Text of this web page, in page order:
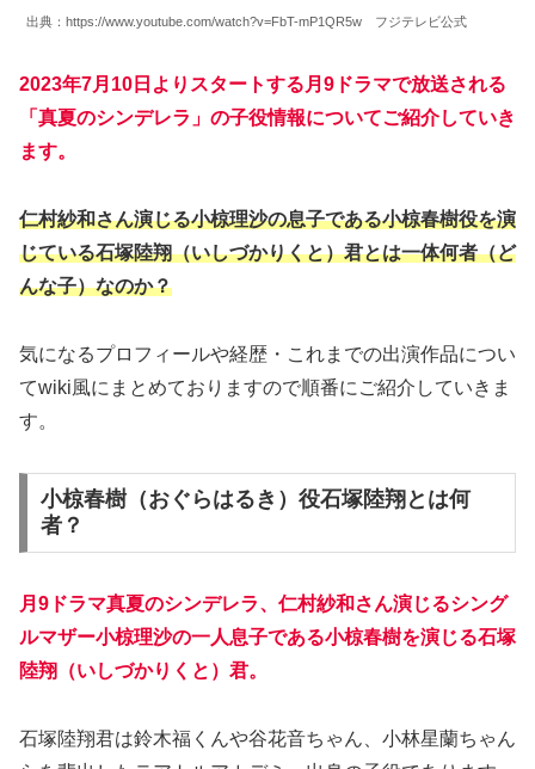
出典：https://www.youtube.com/watch?v=FbT-mP1QR5w フジテレビ公式
2023年7月10日よりスタートする月9ドラマで放送される
「真夏のシンデレラ」の子役情報についてご紹介していき
ます。
仁村紗和さん演じる小椋理沙の息子である小椋春樹役を演
じている石塚陸翔（いしづかりくと）君とは一体何者（ど
んな子）なのか？
気になるプロフィールや経歴・これまでの出演作品につい
てwiki風にまとめておりますので順番にご紹介していきま
す。
小椋春樹（おぐらはるき）役石塚陸翔とは何
者？
月9ドラマ真夏のシンデレラ、仁村紗和さん演じるシング
ルマザー小椋理沙の一人息子である小椋春樹を演じる石塚
陸翔（いしづかりくと）君。
石塚陸翔君は鈴木福くんや谷花音ちゃん、小林星蘭ちゃん